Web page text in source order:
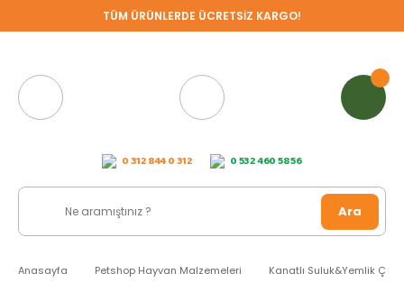
TÜM ÜRÜNLERDE ÜCRETSİZ KARGO!
0 312 844 0 312 0 532 460 58 56
Ara
Anasayfa Petshop Hayvan Malzemeleri Kanatlı Suluk&Yemlik